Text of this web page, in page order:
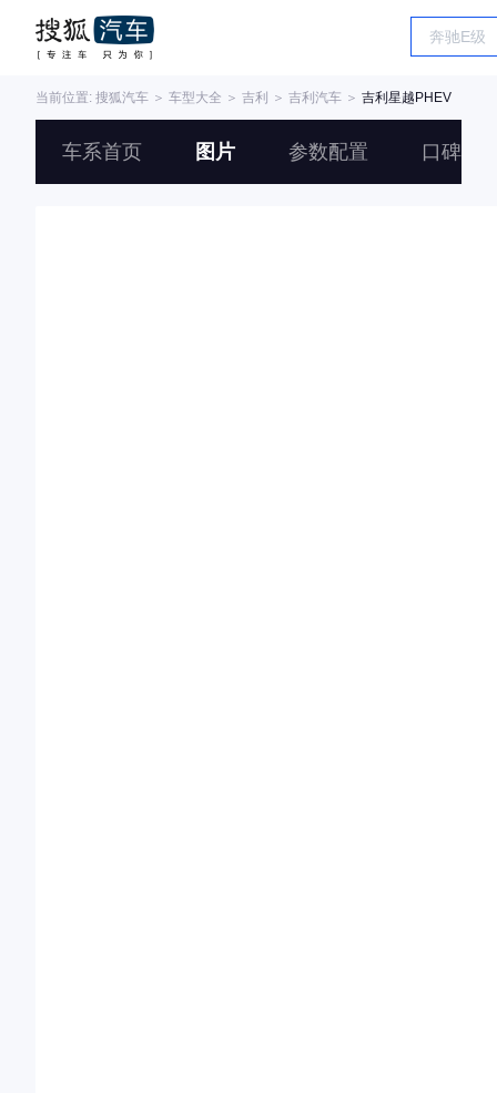
当前位置: 搜狐汽车 ＞ 车型大全 ＞ 吉利 ＞ 吉利汽车 ＞ 吉利星越PHEV
车系首页 图片 参数配置 口碑